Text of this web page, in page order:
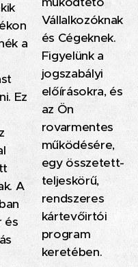
a
Ez
A
és
Vállalkozóknak
és Cégeknek.
Figyelünk a
jogszabályi
előírásokra, és
az Ön
rovarmentes
működésére,
egy összetett-
teljeskörű,
rendszeres
kártevőirtói
program
keretében.